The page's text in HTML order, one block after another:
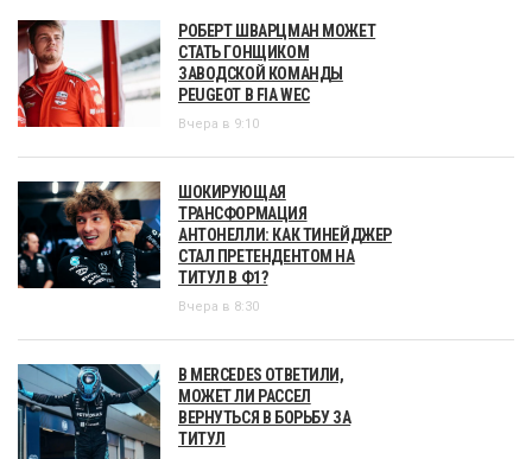
РОБЕРТ ШВАРЦМАН МОЖЕТ
СТАТЬ ГОНЩИКОМ
ЗАВОДСКОЙ КОМАНДЫ
PEUGEOT В FIA WEC
Вчера в 9:10
ШОКИРУЮЩАЯ
ТРАНСФОРМАЦИЯ
АНТОНЕЛЛИ: КАК ТИНЕЙДЖЕР
СТАЛ ПРЕТЕНДЕНТОМ НА
ТИТУЛ В Ф1?
Вчера в 8:30
В MERCEDES ОТВЕТИЛИ,
МОЖЕТ ЛИ РАССЕЛ
ВЕРНУТЬСЯ В БОРЬБУ ЗА
ТИТУЛ